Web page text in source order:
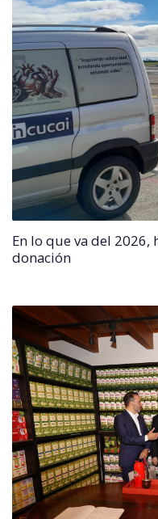
En lo que va del
donación